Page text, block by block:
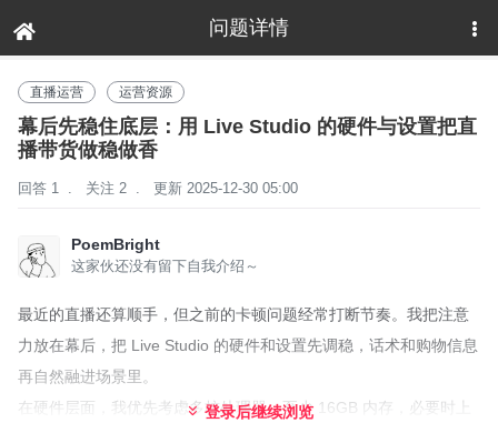
问题详情
下拉刷新
直播运营 运营资源
幕后先稳住底层：用 Live Studio 的硬件与设置把直
播带货做稳做香
回答 1 . 关注 2 . 更新 2025-12-30 05:00
PoemBright
这家伙还没有留下自我介绍～
最近的直播还算顺手，但之前的卡顿问题经常打断节奏。我把注意
力放在幕后，把 Live Studio 的硬件和设置先调稳，话术和购物信息
再自然融进场景里。
在硬件层面，我优先考虑多核处理器、至少 16GB 内存，必要时上
登录后继续浏览